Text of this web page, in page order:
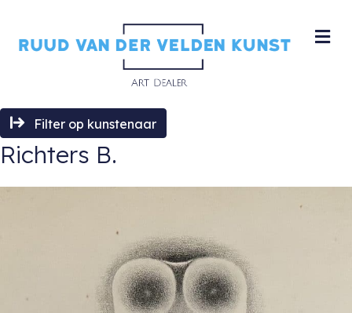
Filter op kunstenaar
Richters B.